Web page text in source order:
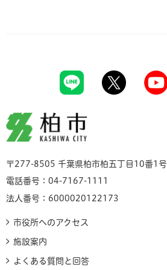
柏市
〒277-8505 千葉県柏市柏五丁目10番1号
電話番号：04-7167-1111
法人番号：6000020122173
市役所へのアクセス
施設案内
よくある質問と回答